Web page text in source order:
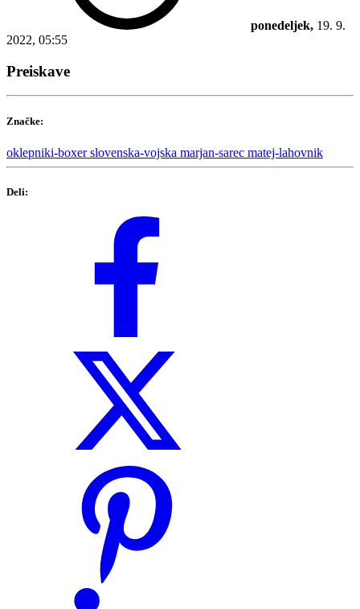
ponedeljek, 19. 9.
2022, 05:55
Preiskave
Značke:
oklepniki-boxerslovenska-vojska marjan-sarec matej-lahovnik
Deli: